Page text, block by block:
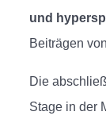
und
Beiträgen
Die
Stage in der